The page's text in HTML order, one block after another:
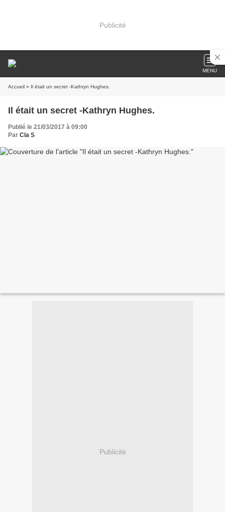
Publicité
MENU
Accueil » Il était un secret -Kathryn Hughes.
Il était un secret -Kathryn Hughes.
Publié le 21/03/2017 à 09:00
Par Cla S
Publicité